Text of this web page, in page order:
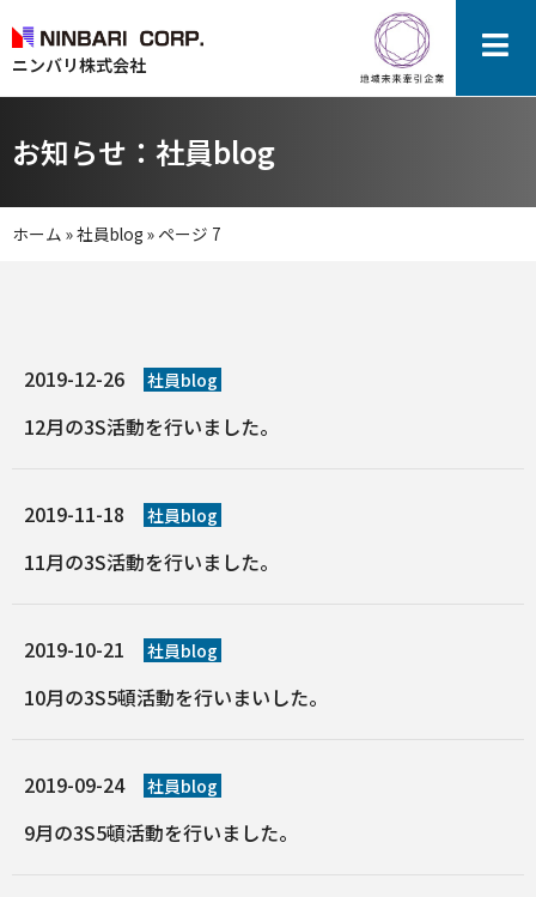
ニンバリ株式会社
お知らせ：社員blog
ホーム »社員blog » ページ 7
2019-12-26 社員blog
12月の3S活動を行いました。
2019-11-18 社員blog
11月の3S活動を行いました。
2019-10-21 社員blog
10月の3S5頓活動を行いまいした。
2019-09-24 社員blog
9月の3S5頓活動を行いました。